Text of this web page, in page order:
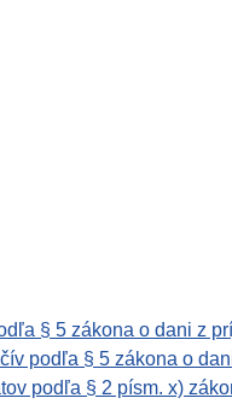
§ 5 zákona o dani z
podľa § 5 zákona o
podľa § 2 písm. x)